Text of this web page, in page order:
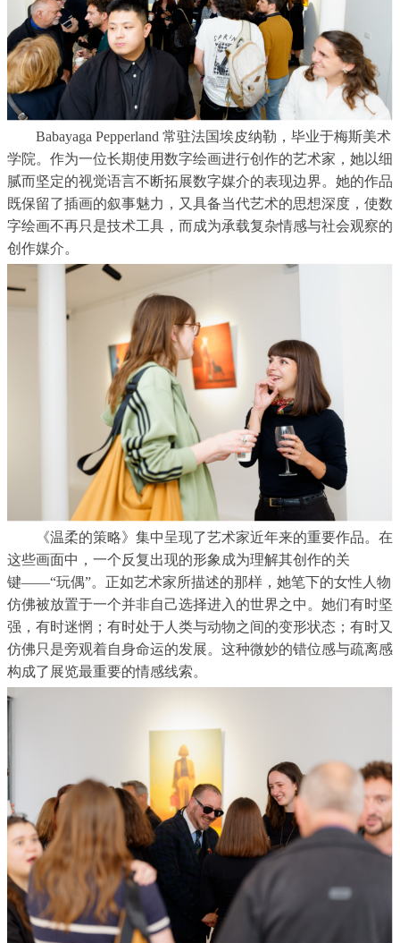
Babayaga Pepperland 常驻法国埃皮纳勒，毕业于梅斯美术
学院。作为一位长期使用数字绘画进行创作的艺术家，她以细
腻而坚定的视觉语言不断拓展数字媒介的表现边界。她的作品
既保留了插画的叙事魅力，又具备当代艺术的思想深度，使数
字绘画不再只是技术工具，而成为承载复杂情感与社会观察的
创作媒介。
《温柔的策略》集中呈现了艺术家近年来的重要作品。在
这些画面中，一个反复出现的形象成为理解其创作的关
键——“玩偶”。正如艺术家所描述的那样，她笔下的女性人物
仿佛被放置于一个并非自己选择进入的世界之中。她们有时坚
强，有时迷惘；有时处于人类与动物之间的变形状态；有时又
仿佛只是旁观着自身命运的发展。这种微妙的错位感与疏离感
构成了展览最重要的情感线索。